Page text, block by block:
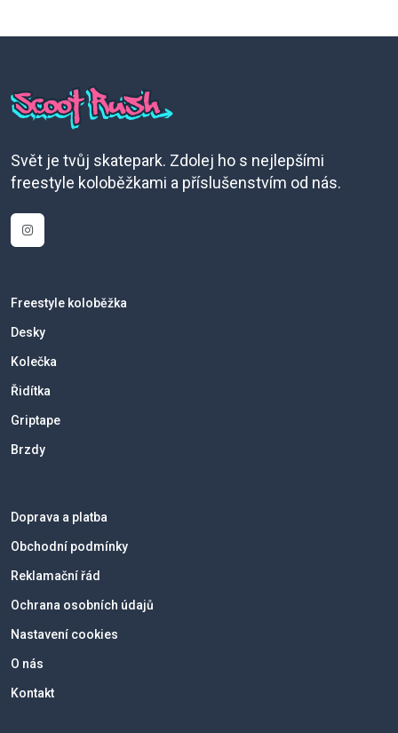
Svět je tvůj skatepark. Zdolej ho s nejlepšími
freestyle koloběžkami a příslušenstvím od nás.
Freestyle koloběžka
Desky
Kolečka
Řidítka
Griptape
Brzdy
Doprava a platba
Obchodní podmínky
Reklamační řád
Ochrana osobních údajů
Nastavení cookies
O nás
Kontakt